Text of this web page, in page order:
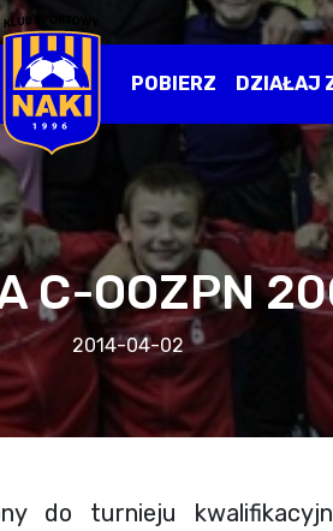
POBIERZ DZIAŁAJ
C-OOZPN
2014-04-02
do turnieju